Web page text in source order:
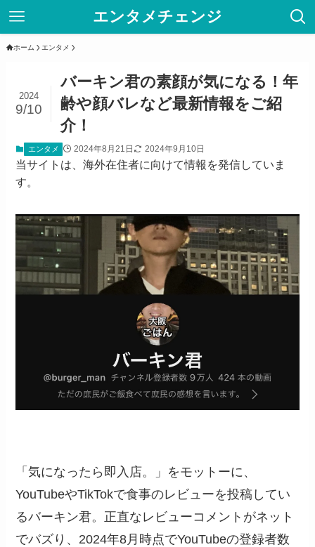
エンタメチェンジ
ホーム エンタメ
バーキン君の素顔が気になる！年
齢や顔バレなど最新情報をご紹
介！
2024
9/10
エンタメ 2024年8月21日 2024年9月10日
当サイトは、海外在住者に向けて情報を発信していま
す。
「気になったら即入店。」をモットーに、
YouTubeやTikTokで食事のレビューを投稿してい
るバーキン君。正直なレビューコメントがネット
でバズり、2024年8月時点でYouTubeの登録者数